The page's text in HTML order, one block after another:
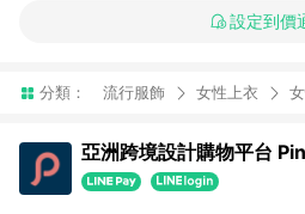
設定到價
分類： 流行服飾 女性上衣
亞洲跨境設計購物平台